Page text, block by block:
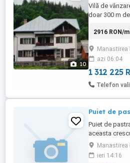
10
Vilă de
doar 300 m
sau investiție
izolată cu
grosime
Demisol +
2916 RON/m
Manastirea
azi 06:04
1 312 225
Telefon
Puiet de
Puiet de
aceasta
Pret 1 leu buc.
Manastirea
ieri 14:16